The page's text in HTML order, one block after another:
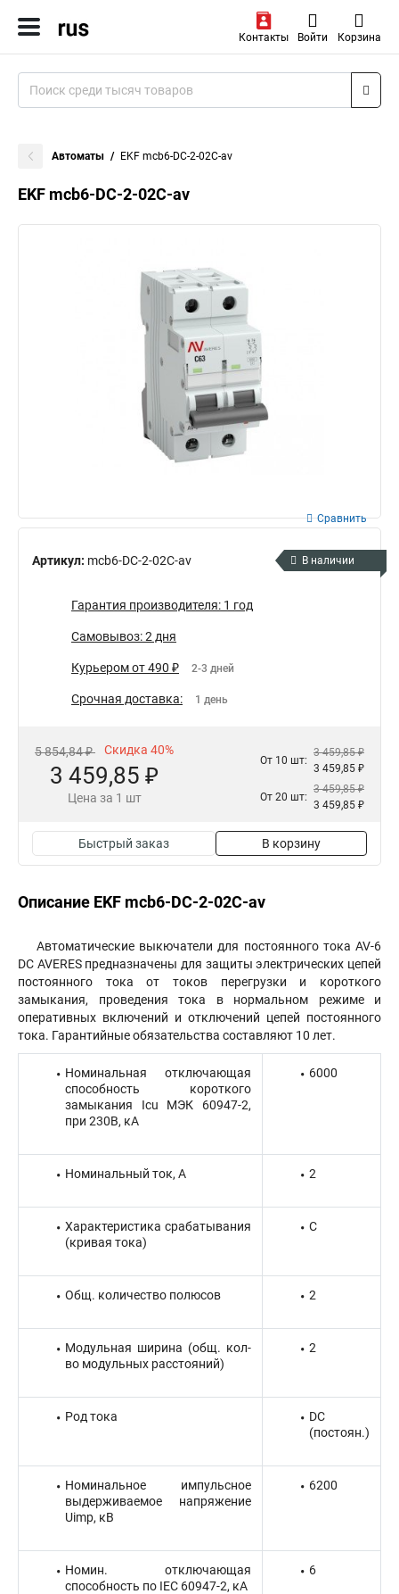
Контакты Войти Корзина
Автоматы EKF mcb6-DC-2-02C-av
EKF mcb6-DC-2-02C-av
Артикул: mcb6-DC-2-02C-av
Сравнить
В наличии
Гарантия производителя: 1 год
Самовывоз: 2 дня
Курьером от 490 ₽ 2-3 дней
Срочная доставка: 1 день
5 854,84 ₽ Скидка 40%
3 459,85 ₽
Цена за 1 шт
От 10 шт:
3 459,85 ₽
3 459,85 ₽
От 20 шт:
3 459,85 ₽
3 459,85 ₽
Быстрый заказ В корзину
Описание EKF mcb6-DC-2-02C-av
Автоматические выкючатели для постоянного тока AV-6
DC AVERES предназначены для защиты электрических цепей
постоянного тока от токов перегрузки и короткого
замыкания, проведения тока в нормальном режиме и
оперативных включений и отключений цепей постоянного
тока. Гарантийные обязательства составляют 10 лет.
Номинальная отключающая
способность короткого
замыкания Icu МЭК 60947-2,
при 230В, кА
6000
Номинальный ток, А 2
Характеристика срабатывания
(кривая тока)
C
Общ. количество полюсов 2
Модульная ширина (общ. кол-
во модульных расстояний)
2
Род тока
DC
(постоян.)
Номинальное импульсное
выдерживаемое напряжение
Uimp, кВ
6200
Номин. отключающая
способность по IEC 60947-2, кА
6